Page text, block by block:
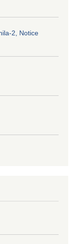
2, Notice